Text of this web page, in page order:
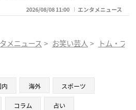
2026/08/08 11:00 エンタメニュース
メニュース > お笑い芸人 > トム・ブ
内 海外 スポーツ
コラム 占い